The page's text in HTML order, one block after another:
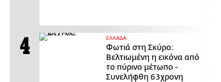
ΕΛΛΑΔΑ
Φωτιά στη Σκύρο:
Βελτιωμένη η εικόνα από
το πύρινο μέτωπο -
Συνελήφθη 63χρονη